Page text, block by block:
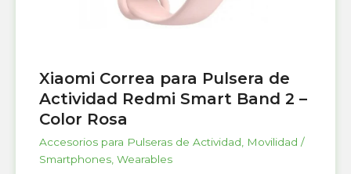
Xiaomi Correa para Pulsera de
Actividad Redmi Smart Band 2 –
Color Rosa
Accesorios para Pulseras de Actividad, Movilidad /
Smartphones, Wearables